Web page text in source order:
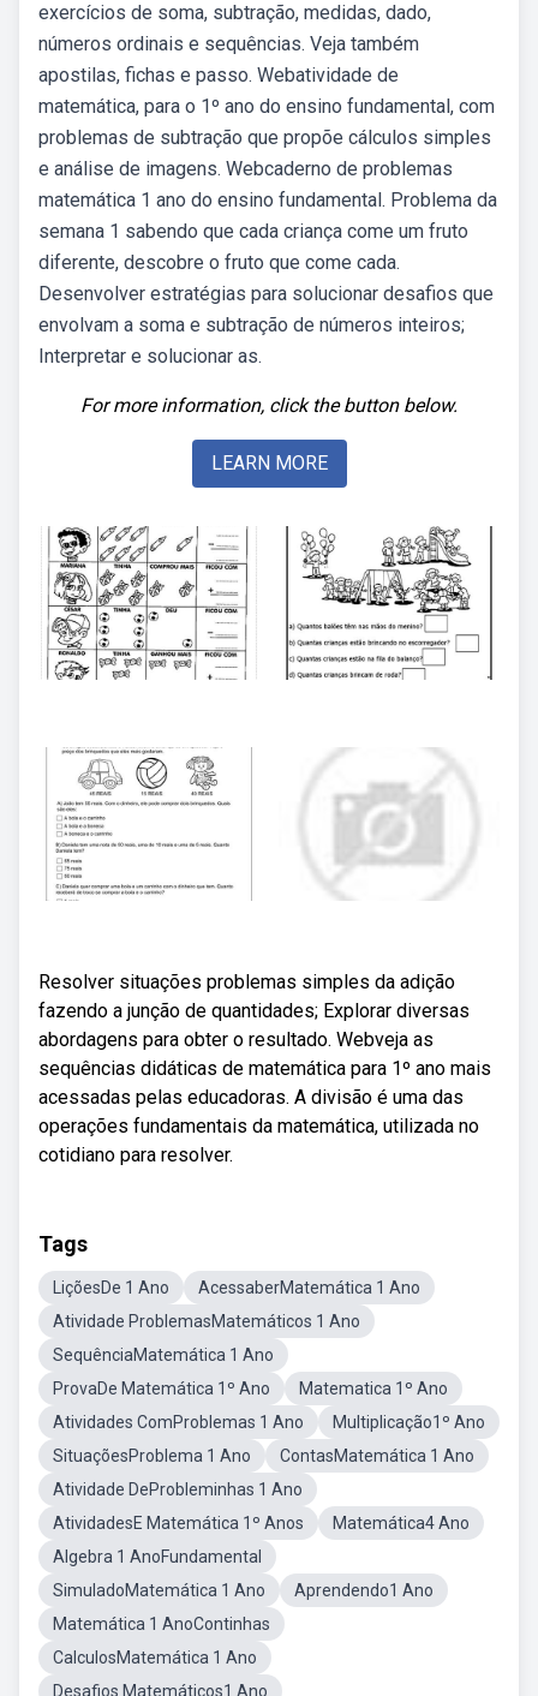
exercícios de soma, subtração, medidas, dado,
números ordinais e sequências. Veja também
apostilas, fichas e passo. Webatividade de
matemática, para o 1º ano do ensino fundamental, com
problemas de subtração que propõe cálculos simples
e análise de imagens. Webcaderno de problemas
matemática 1 ano do ensino fundamental. Problema da
semana 1 sabendo que cada criança come um fruto
diferente, descobre o fruto que come cada.
Desenvolver estratégias para solucionar desafios que
envolvam a soma e subtração de números inteiros;
Interpretar e solucionar as.
For more information, click the button below.
LEARN MORE
Resolver situações problemas simples da adição
fazendo a junção de quantidades; Explorar diversas
abordagens para obter o resultado. Webveja as
sequências didáticas de matemática para 1º ano mais
acessadas pelas educadoras. A divisão é uma das
operações fundamentais da matemática, utilizada no
cotidiano para resolver.
Tags
LiçõesDe 1 Ano
AcessaberMatemática 1 Ano
Atividade ProblemasMatemáticos 1 Ano
SequênciaMatemática 1 Ano
ProvaDe Matemática 1º Ano
Matematica 1º Ano
Atividades ComProblemas 1 Ano
Multiplicação1º Ano
SituaçõesProblema 1 Ano
ContasMatemática 1 Ano
Atividade DeProbleminhas 1 Ano
AtividadesE Matemática 1º Anos
Matemática4 Ano
Algebra 1 AnoFundamental
SimuladoMatemática 1 Ano
Aprendendo1 Ano
Matemática 1 AnoContinhas
CalculosMatemática 1 Ano
Desafios Matemáticos1 Ano